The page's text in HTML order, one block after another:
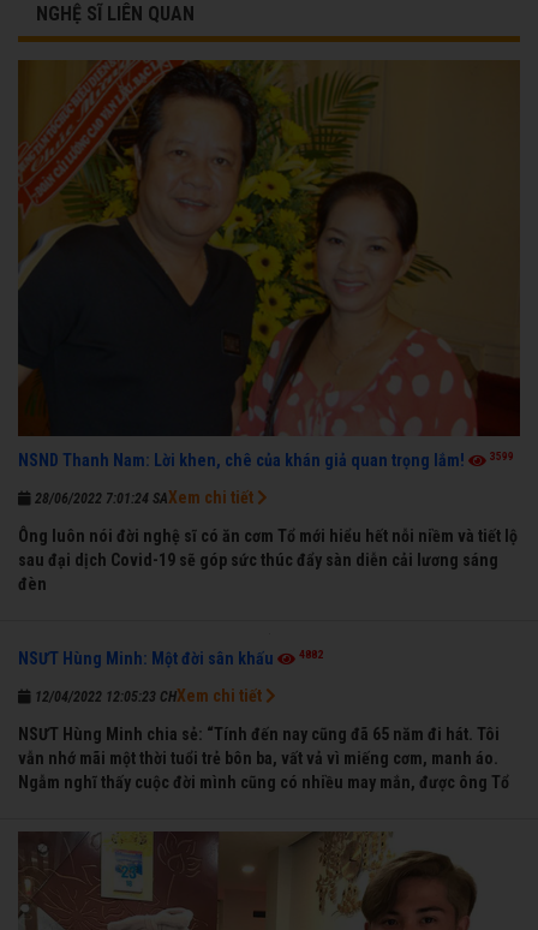
NGHỆ SĨ LIÊN QUAN
NSND Thanh Nam: Lời khen, chê của khán giả quan trọng lắm! 3599
28/06/2022 7:01:24 SA
Ông luôn nói đời nghệ sĩ có ăn cơm Tổ mới hiểu hết nỗi niềm và tiết lộ
sau đại dịch Covid-19 sẽ góp sức thúc đẩy sàn diễn cải lương sáng
đèn
Xem chi tiết
NSƯT Hùng Minh: Một đời sân khấu 4882
12/04/2022 12:05:23 CH
NSƯT Hùng Minh chia sẻ: “Tính đến nay cũng đã 65 năm đi hát. Tôi
vẫn nhớ mãi một thời tuổi trẻ bôn ba, vất vả vì miếng cơm, manh áo.
Ngẫm nghĩ thấy cuộc đời mình cũng có nhiều may mắn, được ông Tổ
trong dòng đời xuôi ngược nhận được những cơ may để từng bước
thành danh với nghiệp ca diễn”.
Xem chi tiết